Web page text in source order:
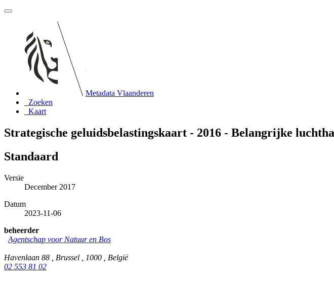
Metadata Vlaanderen
Zoeken
Kaart
Strategische geluidsbelastingskaart - 2016 - Belangrijke
Standaard
Versie
December 2017
Datum
2023-11-06
beheerder
Agentschap voor Natuur en Bos
Havenlaan 88 , Brussel , 1000 , België
02 553 81 02